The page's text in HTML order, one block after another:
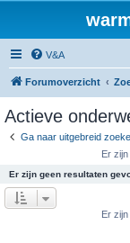
V&A
Forumoverzicht
Actieve
Ga naar uitgebreid
Er
Er zijn geen resultaten
Er